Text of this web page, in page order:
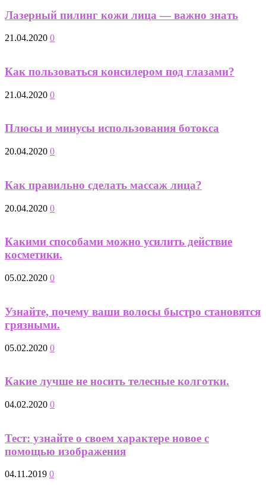
Лазерный пилинг кожи лица — важно знать
21.04.2020 0
Как пользоваться консилером под глазами?
21.04.2020 0
Плюсы и минусы использования ботокса
20.04.2020 0
Как правильно сделать массаж лица?
20.04.2020 0
Какими способами можно усилить действие
косметики.
05.02.2020 0
Узнайте, почему ваши волосы быстро становятся
грязными.
05.02.2020 0
Какие лучше не носить телесные колготки.
04.02.2020 0
Тест: узнайте о своем характере новое с
помощью изображения
04.11.2019 0